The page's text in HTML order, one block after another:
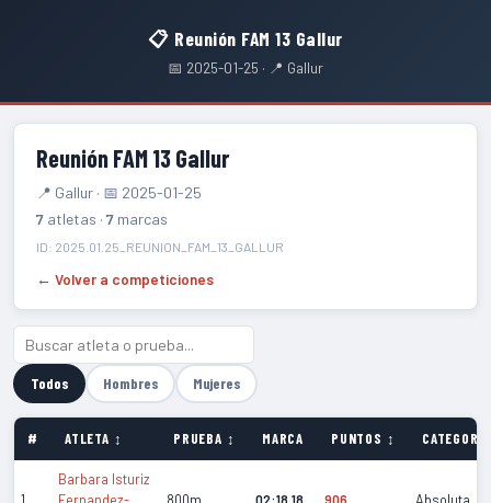
📋 Reunión FAM 13 Gallur
📅 2025-01-25 · 📍 Gallur
Reunión FAM 13 Gallur
📍 Gallur · 📅 2025-01-25
7 atletas · 7 marcas
ID: 2025.01.25_REUNION_FAM_13_GALLUR
← Volver a competiciones
Todos Hombres Mujeres
# ATLETA ↕ PRUEBA ↕ MARCA PUNTOS ↕
1
Barbara Isturiz
Fernandez-
800m 02:18.18 906 Absoluta